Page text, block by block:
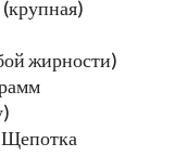
жирности)